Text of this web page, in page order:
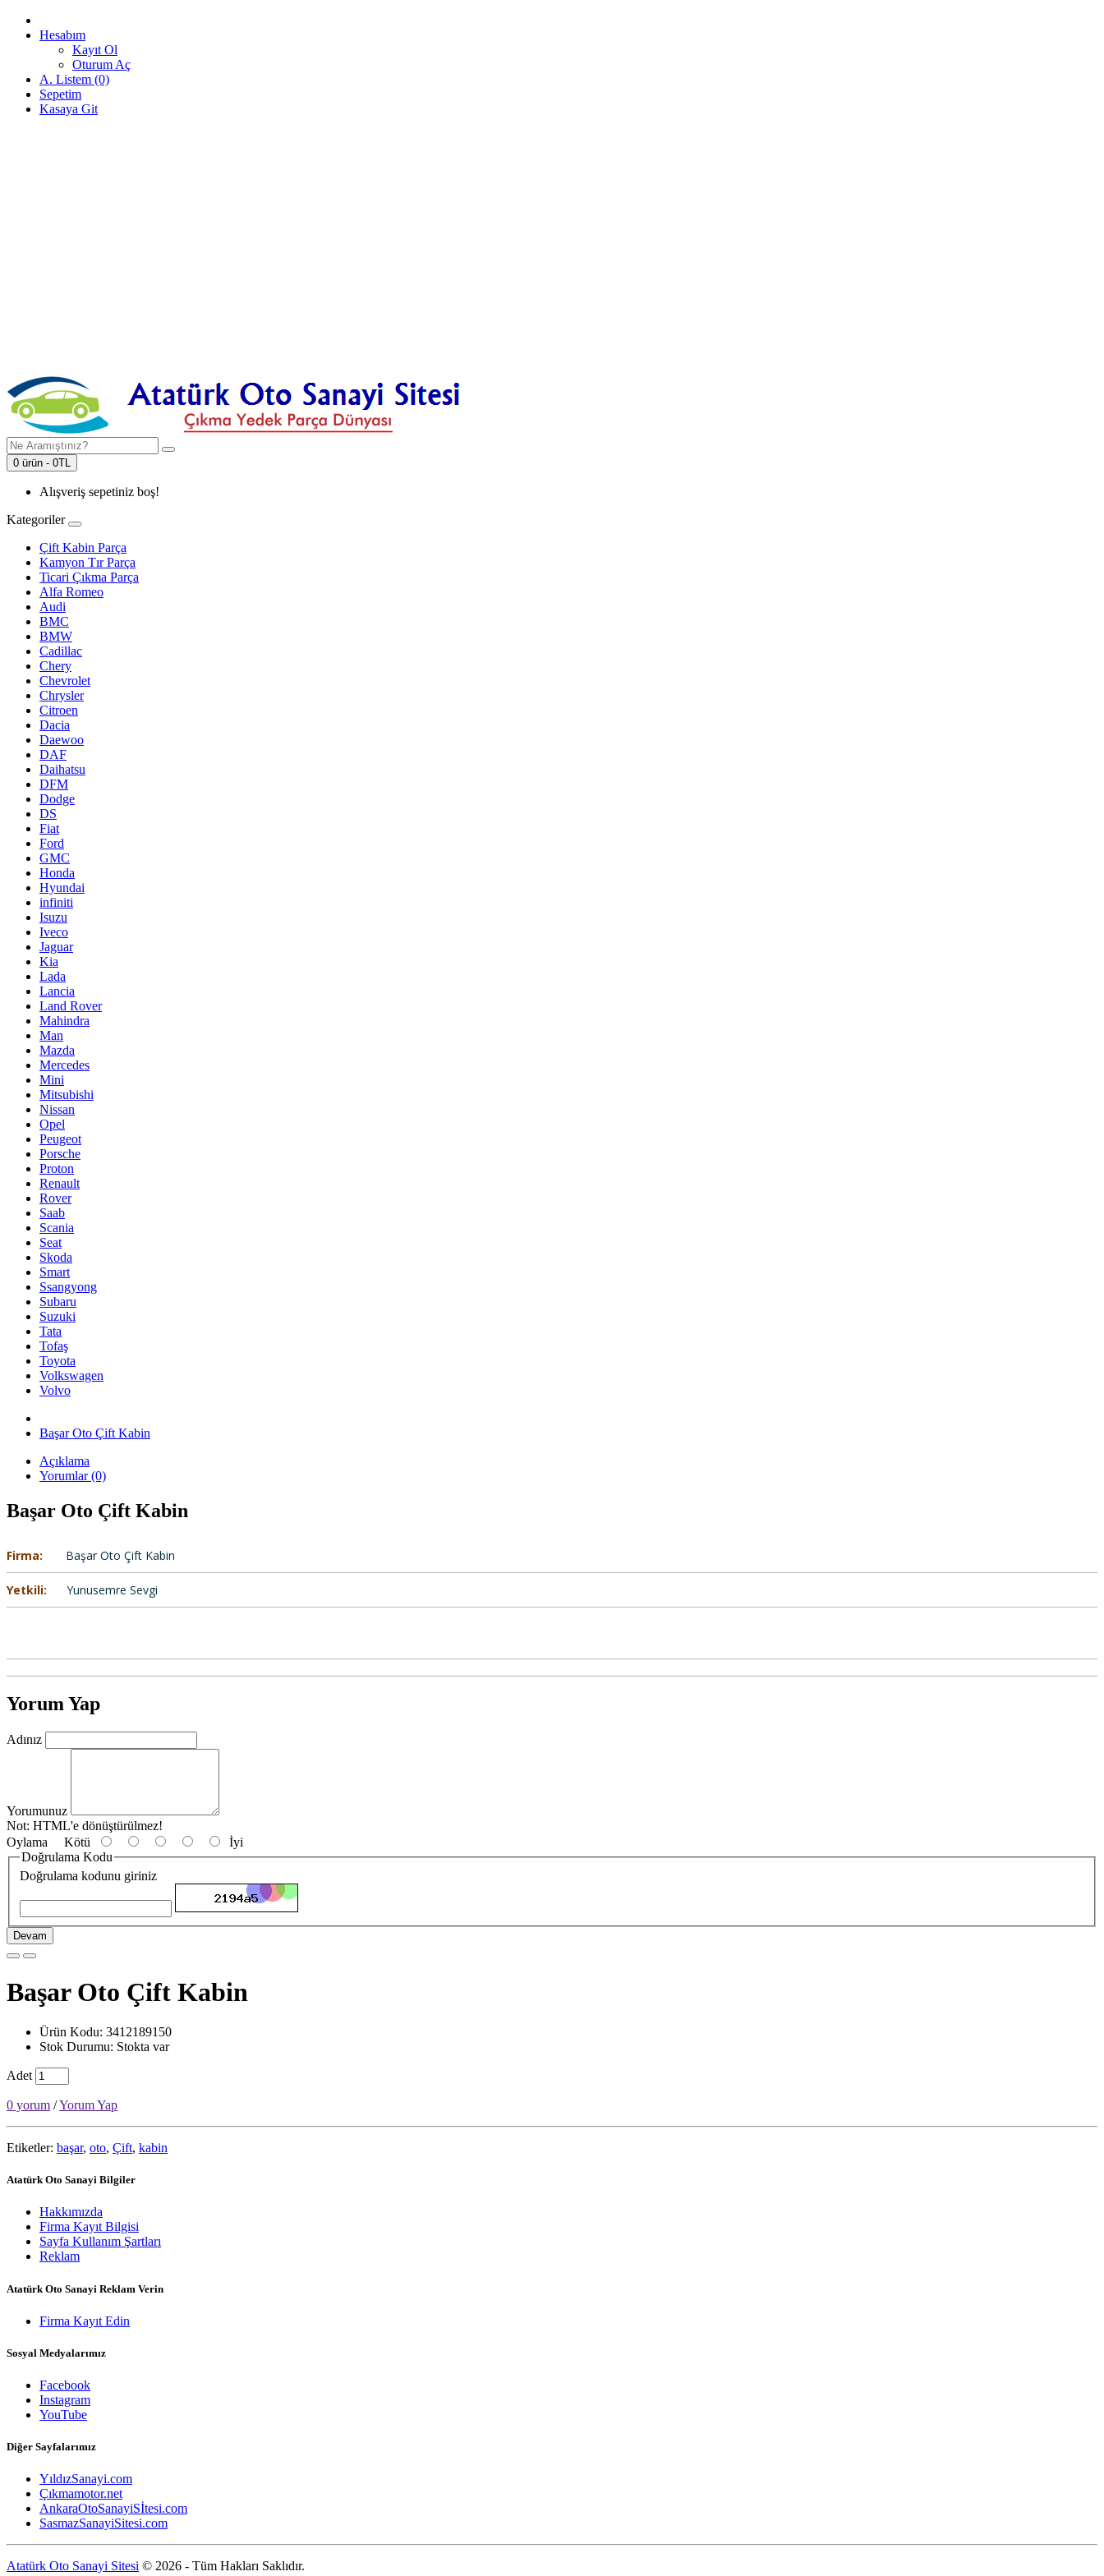
Hesabım
Kayıt Ol
Oturum Aç
A. Listem (0)
Sepetim
Kasaya Git
0 ürün - 0TL
Alışveriş sepetiniz boş!
Kategoriler
Çift Kabin Parça
Kamyon Tır Parça
Ticari Çıkma Parça
Alfa Romeo
Audi
BMC
BMW
Cadillac
Chery
Chevrolet
Chrysler
Citroen
Dacia
Daewoo
DAF
Daihatsu
DFM
Dodge
DS
Fiat
Ford
GMC
Honda
Hyundai
infiniti
Isuzu
Iveco
Jaguar
Kia
Lada
Lancia
Land Rover
Mahindra
Man
Mazda
Mercedes
Mini
Mitsubishi
Nissan
Opel
Peugeot
Porsche
Proton
Renault
Rover
Saab
Scania
Seat
Skoda
Smart
Ssangyong
Subaru
Suzuki
Tata
Tofaş
Toyota
Volkswagen
Volvo
Başar Oto Çift Kabin
Açıklama
Yorumlar (0)
Başar Oto Çift Kabin
Firma: Başar Oto Çift Kabin
Yetkili: Yunusemre Sevgi
Yorum Yap
Adınız
Yorumunuz
Not: HTML'e dönüştürülmez!
Oylama Kötü
İyi
Doğrulama Kodu
Doğrulama kodunu giriniz
Devam
Başar Oto Çift Kabin
Ürün Kodu: 3412189150
Stok Durumu: Stokta var
Adet
0 yorum /Yorum Yap
Etiketler: başar, oto, Çift, kabin
Atatürk Oto Sanayi Bilgiler
Hakkımızda
Firma Kayıt Bilgisi
Sayfa Kullanım Şartları
Reklam
Atatürk Oto Sanayi Reklam Verin
Firma Kayıt Edin
Sosyal Medyalarımız
Facebook
Instagram
YouTube
Diğer Sayfalarımız
YıldızSanayi.com
Çıkmamotor.net
AnkaraOtoSanayiSİtesi.com
SasmazSanayiSitesi.com
Atatürk Oto Sanayi Sitesi © 2026 - Tüm Hakları Saklıdır.